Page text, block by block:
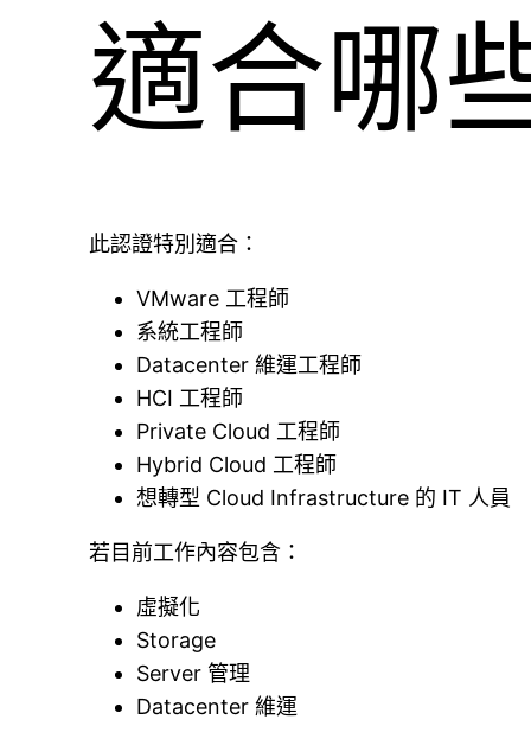
適合哪
此認證特別適合：
VMware 工程師
系統工程師
Datacenter 維運工程師
HCI 工程師
Private Cloud 工程師
Hybrid Cloud 工程師
想轉型 Cloud Infrastructure 的 IT 人員
若目前工作內容包含：
虛擬化
Storage
Server 管理
Datacenter 維運